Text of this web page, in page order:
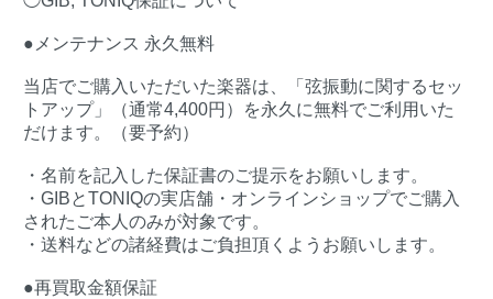
●メンテナンス 永久無料
当店でご購入いただいた楽器は、「弦振動に関するセッ
トアップ」（通常4,400円）を永久に無料でご利用いた
だけます。（要予約）
・名前を記入した保証書のご提示をお願いします。
・GIBとTONIQの実店舗・オンラインショップでご購入
されたご本人のみが対象です。
・送料などの諸経費はご負担頂くようお願いします。
●再買取金額保証